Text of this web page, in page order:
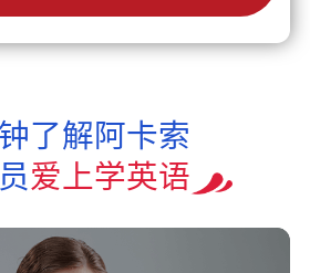
了解阿卡索
爱上学英语